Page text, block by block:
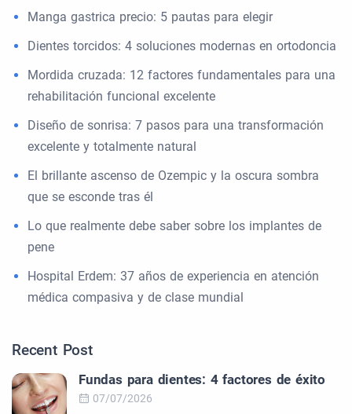
Manga gastrica precio: 5 pautas para elegir
Dientes torcidos: 4 soluciones modernas en ortodoncia
Mordida cruzada: 12 factores fundamentales para una
rehabilitación funcional excelente
Diseño de sonrisa: 7 pasos para una transformación
excelente y totalmente natural
El brillante ascenso de Ozempic y la oscura sombra
que se esconde tras él
Lo que realmente debe saber sobre los implantes de
pene
Hospital Erdem: 37 años de experiencia en atención
médica compasiva y de clase mundial
Recent Post
Fundas para dientes: 4 factores de éxito
07/07/2026